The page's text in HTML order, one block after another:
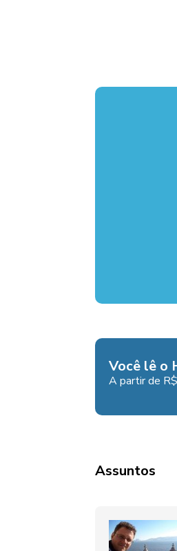
Você lê o
A partir de
Assuntos